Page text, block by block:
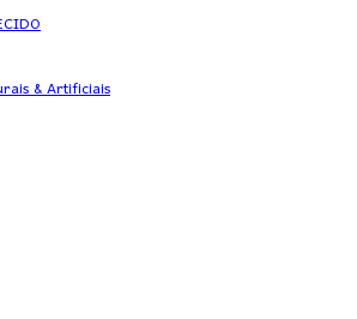
& Artificiais